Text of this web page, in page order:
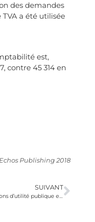
des demandes
a été utilisée
est,
contre 45 314 en
Publishing 2018
SUIVANT
Associations d’utilité publique et exonération du versement de transport